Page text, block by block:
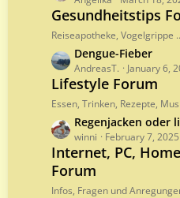
o
s
t
s
s
t
o
s
s
Gesundheitstips
Reiseapotheke, Vogelgrippe
L
a
s
t
o
s
t
s
Dengue-Fieber
AndreasT. January 6,
Lifestyle Forum
Essen, Trinken, Rezepte,
L
a
t
P
Regenjacken oder
winni February 7,
Internet, PC,
Forum
Infos, Fragen und